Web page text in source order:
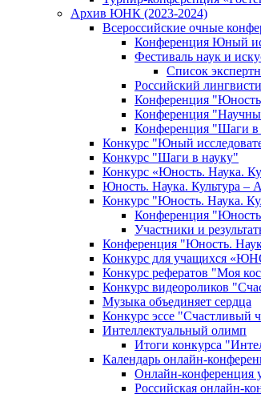
Архив ЮНК (2023-2024)
Всероссийские очные
Конференция Юный
Фестиваль наук и
Список
Российский
Конференция
Конференция
Конференция "Шаги в
Конкурс "Юный
Конкурс "Шаги в науку"
Конкурс «Юность. Наука.
Юность. Наука. Культура –
Конкурс "Юность. Наука.
Конференция
Участники и
Конференция "Юность.
Конкурс для учащихся
Конкурс рефератов "Моя
Конкурс видеороликов
Музыка объединяет сердца
Конкурс эссе "Cчастливый
Интеллектуальный олимп
Итоги конкурса
Календарь онлайн-
Онлайн-конференция
Российская онлайн-